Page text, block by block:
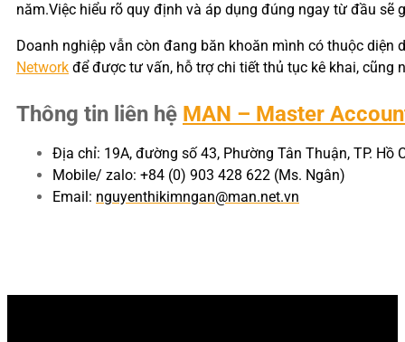
năm.Việc hiểu rõ quy định và áp dụng đúng ngay từ đầu
Doanh nghiệp vẫn còn đang băn khoăn mình có thuộc
Network để được tư vấn, hỗ trợ chi tiết thủ tục kê khai,
Thông tin liên hệ MAN – Master
Địa chỉ: 19A, đường số 43, Phường Tân Thuận, TP. Hồ
Mobile/ zalo: +84 (0) 903 428 622 (Ms. Ngân)
Email: nguyenthikimngan@man.net.vn